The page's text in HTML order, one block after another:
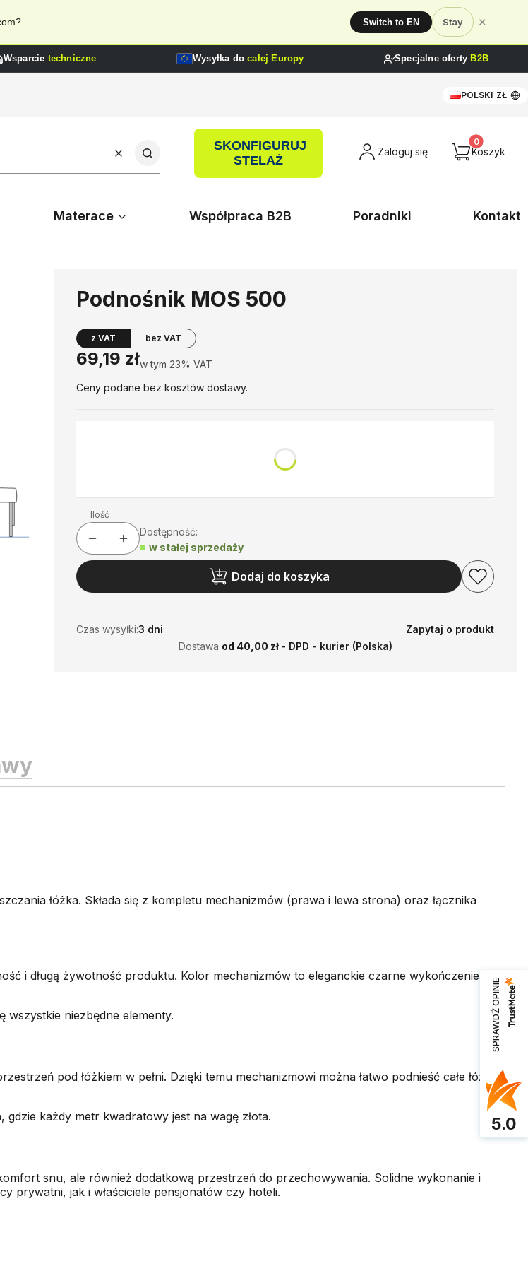
Switch to EN Stay ✕
Wsparcie techniczne Wysyłka docałej Europy Specjalne oferty B2B
POLSKI ZŁ
WyczyśćSzukaj
SKONFIGURUJ
STELAŻ
Zaloguj się Produkty w
Koszyk
Materace Współpraca B2B Poradniki Kontakt
Podnośnik MOS 500
z VAT bez VAT
Cena
69,19 złw tym 23% VAT
w tym 23% VAT
Ceny podane bez kosztów dostawy.
Ilość
Dostępność:
w stałej sprzedaży
Dodaj do koszyka
Czas wysyłki:3 dni
Zapytaj o produkt
Dostawa od 40,00 zł - DPD - kurier (Polska)
łóżka. Składa się z kompletu mechanizmów (prawa i lewa strona) oraz łącznika
i długą żywotność produktu. Kolor mechanizmów to eleganckie czarne wykończenie,
wszystkie niezbędne elementy.
pod łóżkiem w pełni. Dzięki temu mechanizmowi można łatwo podnieść całe łóżko,
każdy metr kwadratowy jest na wagę złota.
snu, ale również dodatkową przestrzeń do przechowywania. Solidne wykonanie i
prywatni, jak i właściciele pensjonatów czy hoteli.
SPRAWDŹ OPINIE
5.0